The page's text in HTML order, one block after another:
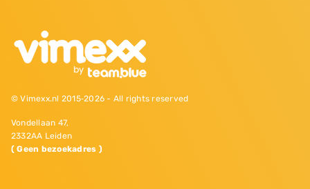
© Vimexx.nl 2015‐2026 - All rights reserved
Vondellaan 47,
2332AA Leiden
( Geen bezoekadres )